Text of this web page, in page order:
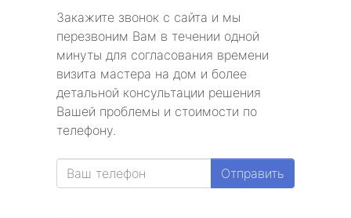
Закажите звонок с сайта и мы
перезвоним Вам в течении одной
минуты для согласования времени
визита мастера на дом и более
детальной консультации решения
Вашей проблемы и стоимости по
телефону.
Отправить